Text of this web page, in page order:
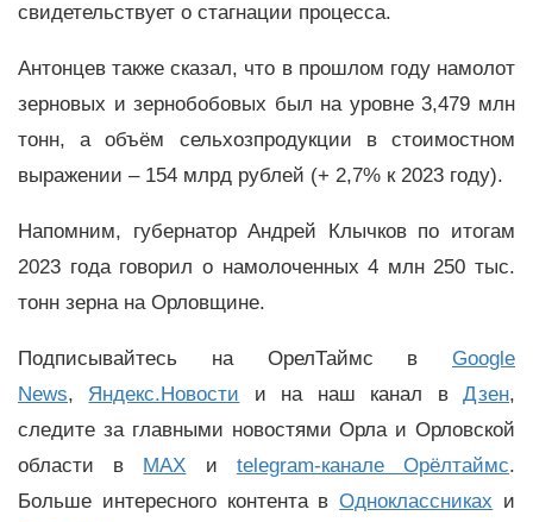
свидетельствует о стагнации процесса.
Антонцев также сказал, что в прошлом году намолот
зерновых и зернобобовых был на уровне 3,479 млн
тонн, а объём сельхозпродукции в стоимостном
выражении – 154 млрд рублей (+ 2,7% к 2023 году).
Напомним, губернатор Андрей Клычков по итогам
2023 года говорил о намолоченных 4 млн 250 тыс.
тонн зерна на Орловщине.
Подписывайтесь на ОрелТаймс в Google
News, Яндекс.Новости и на наш канал вДзен,
следите за главными новостями Орла и Орловской
области в MAX и telegram-канале Орёлтаймс.
Больше интересного контента вОдноклассниках и